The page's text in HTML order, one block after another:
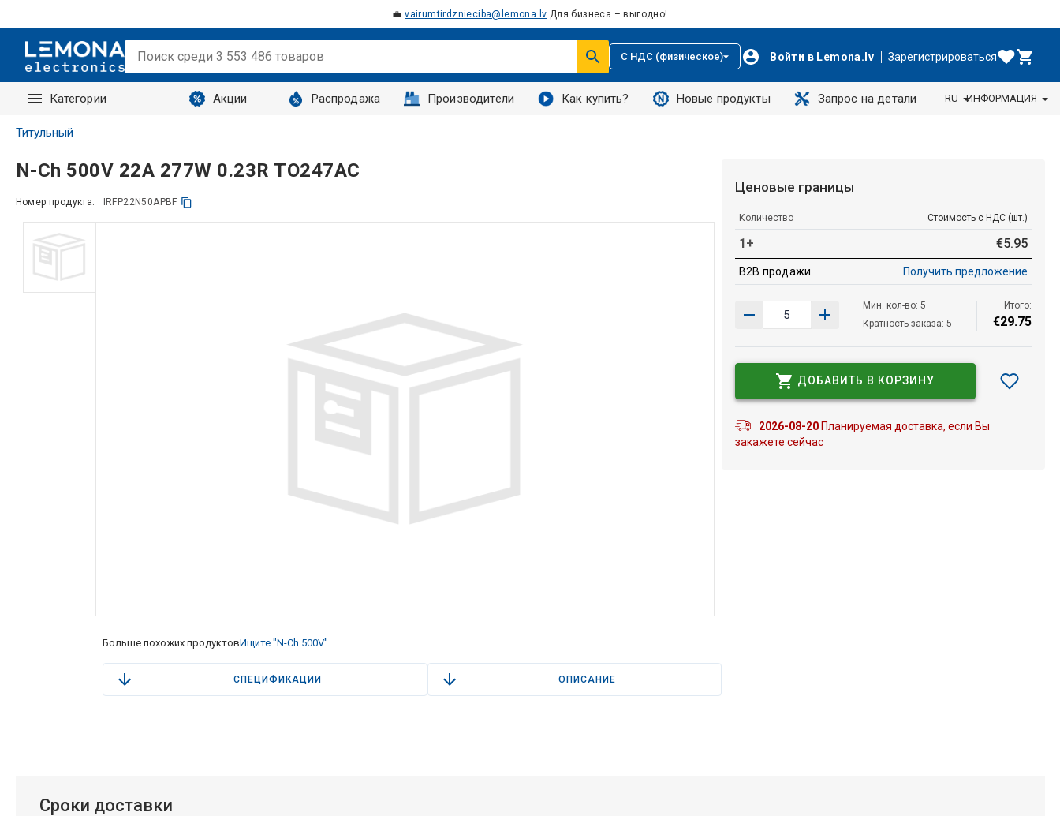
💼vairumtirdznieciba@lemona.lv Для бизнеса – выгодно!
С НДС (физическое) Войти в Lemona.lv Зарегистрироваться
Категории Акции Распродажа Производители Как купить? Новые продукты Запрос на детали
Запросы
RU ИНФОРМАЦИЯ
Титульный
N-Ch 500V 22A 277W 0.23R TO247AC
Номер продукта: IRFP22N50APBF
Больше похожих продуктовИщите "N-Ch 500V"
СПЕЦИФИКАЦИИ ОПИСАНИЕ
Ценовые границы
Количество Стоимость с НДС (шт.)
1+ €5.95
B2B продажи Получить предложение
Мин. кол-во: 5
Кратность заказа: 5
Итого:
€29.75
ДОБАВИТЬ В КОРЗИНУ
2026-08-20Планируемая доставка, если Вы
закажете сейчас
Сроки доставки